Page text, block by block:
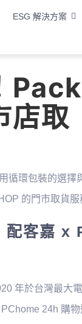
ESG 解決方案
店取
循環包裝的選擇
的門市取貨
配客嘉 x
年於台灣最大
24h 購